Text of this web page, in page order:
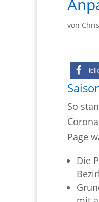
von
So
Page
Die